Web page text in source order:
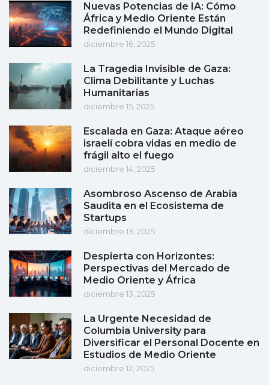
Nuevas Potencias de IA: Cómo
África y Medio Oriente Están
Redefiniendo el Mundo Digital
diciembre 16, 2025
La Tragedia Invisible de Gaza:
Clima Debilitante y Luchas
Humanitarias
diciembre 15, 2025
Escalada en Gaza: Ataque aéreo
israelí cobra vidas en medio de
frágil alto el fuego
diciembre 14, 2025
Asombroso Ascenso de Arabia
Saudita en el Ecosistema de
Startups
diciembre 13, 2025
Despierta con Horizontes:
Perspectivas del Mercado de
Medio Oriente y África
diciembre 13, 2025
La Urgente Necesidad de
Columbia University para
Diversificar el Personal Docente en
Estudios de Medio Oriente
diciembre 12, 2025